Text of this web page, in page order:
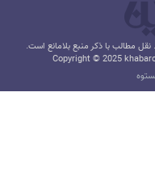
مطالب با ذکر منبع بلامانع است.
Copyright © 2025